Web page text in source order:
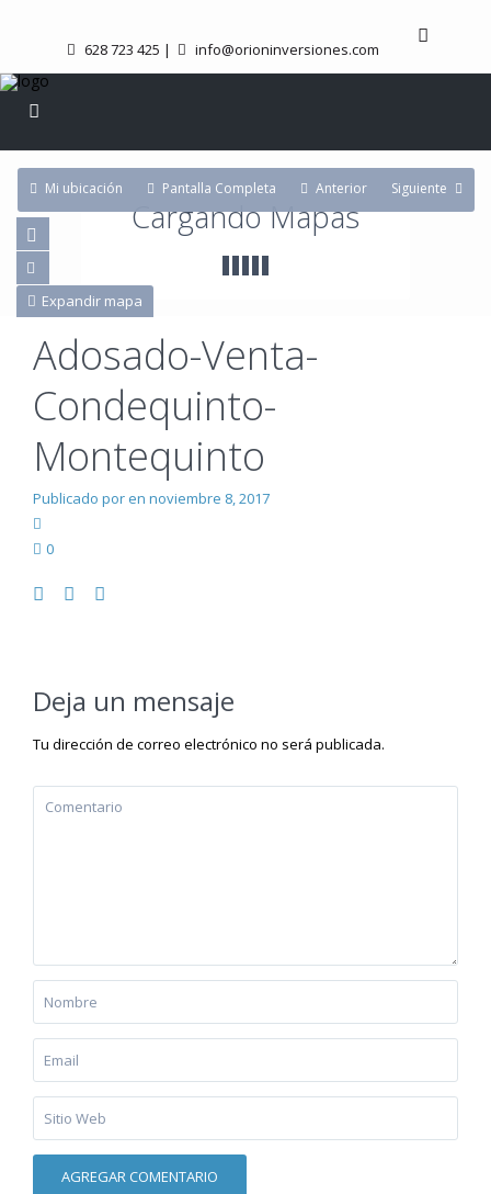
628 723 425 | info@orioninversiones.com
Cargando Mapas
Expandir mapa
Mi ubicación Pantalla Completa Anterior Siguiente
Adosado-Venta-
Condequinto-
Montequinto
Publicado por en noviembre 8, 2017
0
Deja un mensaje
Tu dirección de correo electrónico no será publicada.